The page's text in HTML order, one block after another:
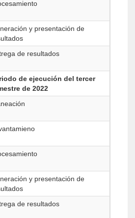
y presentación de
de resultados
de ejecución del tercer
de 2022
y presentación de
de resultados